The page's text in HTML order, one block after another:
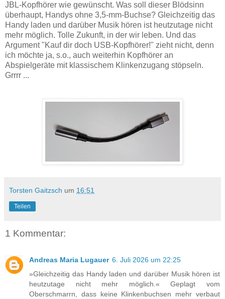
JBL-Kopfhörer wie gewünscht. Was soll dieser Blödsinn
überhaupt, Handys ohne 3,5-mm-Buchse? Gleichzeitig das
Handy laden und darüber Musik hören ist heutzutage nicht
mehr möglich. Tolle Zukunft, in der wir leben. Und das
Argument "Kauf dir doch USB-Kopfhörer!" zieht nicht, denn
ich möchte ja, s.o., auch weiterhin Kopfhörer an
Abspielgeräte mit klassischem Klinkenzugang stöpseln.
Grrrr ...
Torsten Gaitzsch um 16:51
Teilen
1 Kommentar:
Andreas Maria Lugauer 6. Juli 2026 um 22:25
»Gleichzeitig das Handy laden und darüber Musik hören ist
heutzutage nicht mehr möglich.« Geplagt vom
Oberschmarrn, dass keine Klinkenbuchsen mehr verbaut